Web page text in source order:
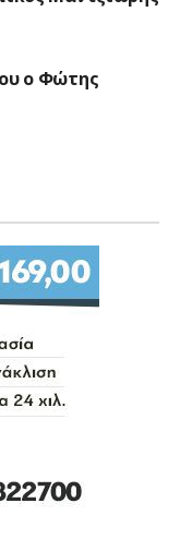
ο Φώτης